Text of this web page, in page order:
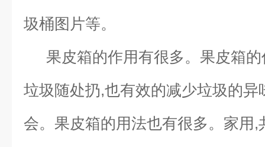
圾桶图片等。
果皮箱的作用有很多。果皮箱
垃圾随处扔,也有效的减少垃圾的
会。果皮箱的用法也有很多。家用,